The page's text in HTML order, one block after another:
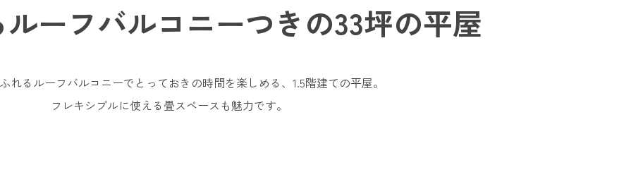
ルーフバルコニーつきの33坪の平屋
れるルーフバルコニーでとっておきの時間を楽しめる、1.5階建ての平屋。
フレキシブルに使える畳スペースも魅力です。